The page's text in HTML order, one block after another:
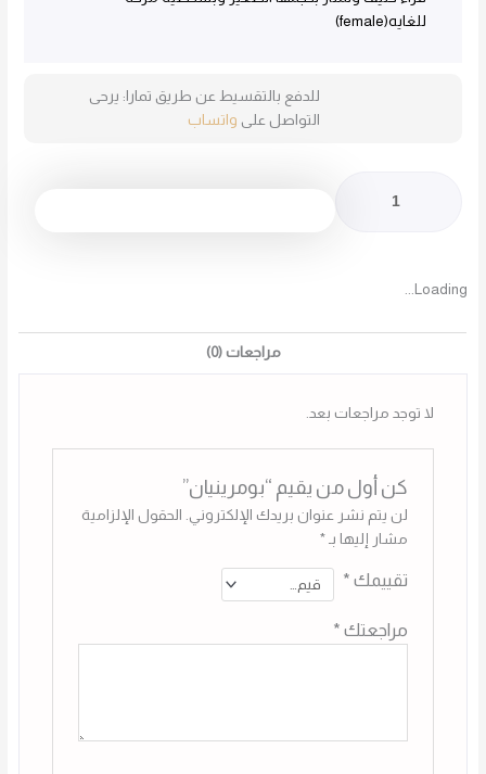
للغايه(female)
للدفع بالتقسيط عن طريق تمارا: يرحى
التواصل على واتساب
Loading...
مراجعات (0)
لا توجد مراجعات بعد.
كن أول من يقيم “بومرينيان”
لن يتم نشر عنوان بريدك الإلكتروني. الحقول الإلزامية
مشار إليها بـ*
تقييمك *
مراجعتك *